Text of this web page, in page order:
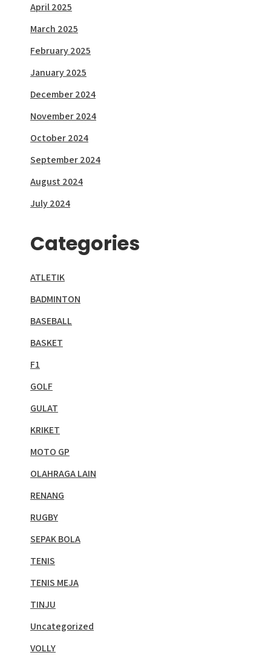
April 2025
March 2025
February 2025
January 2025
December 2024
November 2024
October 2024
September 2024
August 2024
July 2024
Categories
ATLETIK
BADMINTON
BASEBALL
BASKET
F1
GOLF
GULAT
KRIKET
MOTO GP
OLAHRAGA LAIN
RENANG
RUGBY
SEPAK BOLA
TENIS
TENIS MEJA
TINJU
Uncategorized
VOLLY